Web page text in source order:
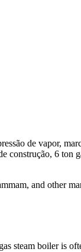
de vapor,
construção, 6 ton
, and other
steam boiler is